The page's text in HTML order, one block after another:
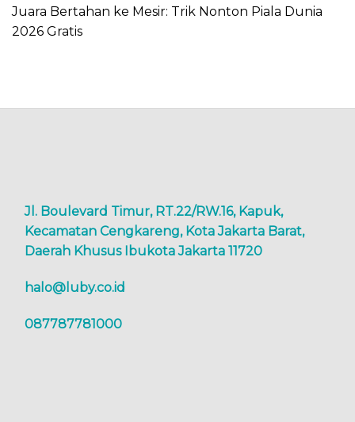
Juara Bertahan ke Mesir: Trik Nonton Piala Dunia
2026 Gratis
Jl. Boulevard Timur, RT.22/RW.16, Kapuk,
Kecamatan Cengkareng, Kota Jakarta Barat,
Daerah Khusus Ibukota Jakarta 11720
halo@luby.co.id
087787781000